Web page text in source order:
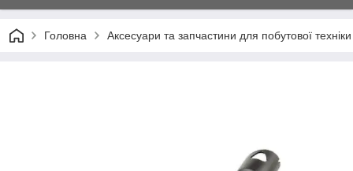
Головна Аксесуари та запчастини для побутової